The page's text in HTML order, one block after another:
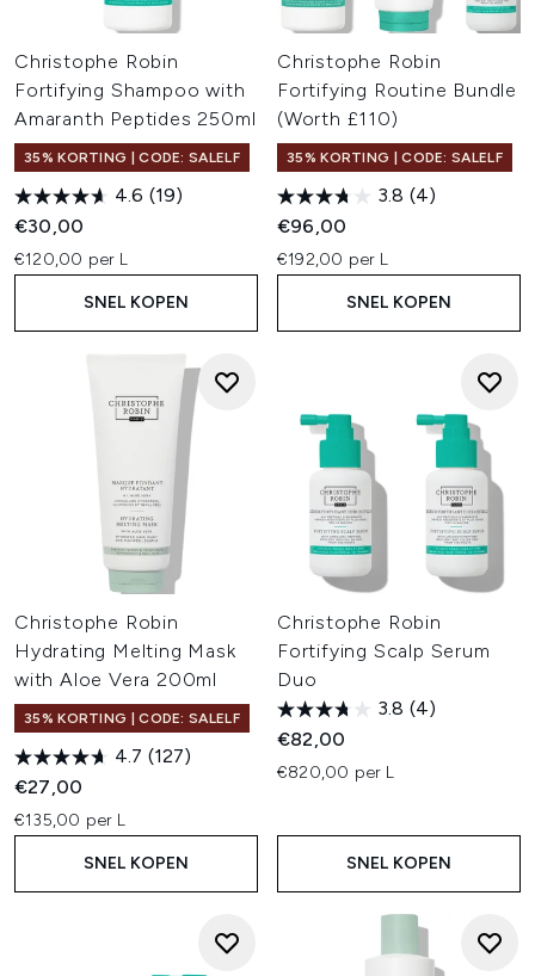
Christophe Robin
Fortifying Shampoo with
Amaranth Peptides 250ml
35% KORTING | CODE: SALELF
4.6 (19)
€30,00
€120,00 per L
SNEL KOPEN
Christophe Robin
Fortifying Routine Bundle
(Worth £110)
35% KORTING | CODE: SALELF
3.8 (4)
€96,00
€192,00 per L
SNEL KOPEN
Christophe Robin
Hydrating Melting Mask
with Aloe Vera 200ml
35% KORTING | CODE: SALELF
4.7 (127)
€27,00
€135,00 per L
SNEL KOPEN
Christophe Robin
Fortifying Scalp Serum
Duo
3.8 (4)
€82,00
€820,00 per L
SNEL KOPEN